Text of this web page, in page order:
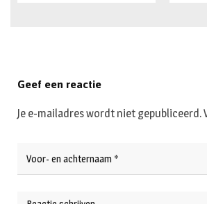
Geef een reactie
Je e-mailadres wordt niet gepubliceerd.